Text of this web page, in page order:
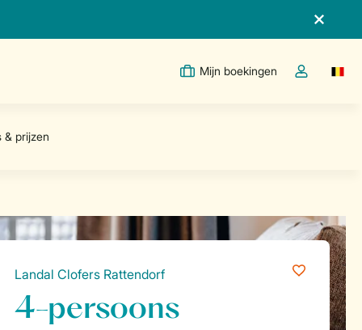
Mijn boekingen
Open de
Landal Clofers Rattendorf
4-persoons